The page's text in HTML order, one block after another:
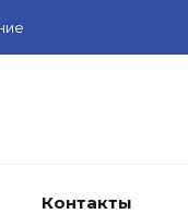
Контакты